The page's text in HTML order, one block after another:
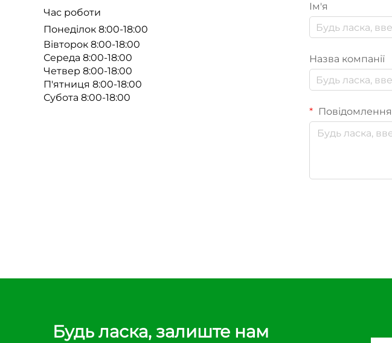
Час роботи
Понеділок 8:00-18:00
Вівторок 8:00-18:00
Середа 8:00-18:00
Четвер 8:00-18:00
П'ятниця 8:00-18:00
Субота 8:00-18:00
Ім'я
Назва компанії
Повідомлення
Будь ласка, залиште нам